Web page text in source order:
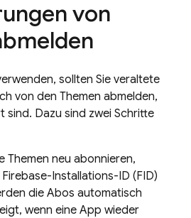
von
sollten Sie veraltete
von den Themen abmelden,
sind. Dazu sind zwei Schritte
Themen neu abonnieren,
Installations-ID (FID)
die Abos automatisch
wenn eine App wieder